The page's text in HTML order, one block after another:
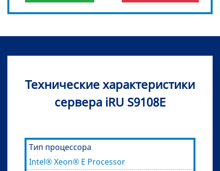
Технические характеристики
сервера iRU S9108E
Тип процессора
Intel® Xeon® E Processor